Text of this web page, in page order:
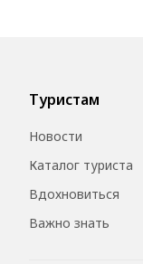
Туристам
Новости
Каталог туриста
Вдохновиться
Важно знать